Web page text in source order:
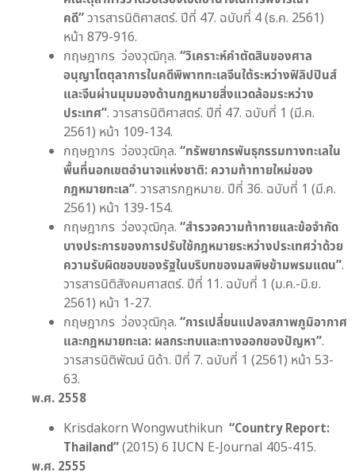
คดี”วารสารนิติศาสตร์. ปีที่ 47. ฉบับที่ 4 (ธ.ค. 2561)
หน้า 879-916.
กฤษฎากร ว่องวุฒิกุล. “วิเคราะห์คำตัดสินของศาล
อนุญาโตตุลาการในคดีพิพาททะเลจีนใต้ระหว่างฟิลิปปินส์
และจีนผ่านมุมมองด้านกฎหมายสิ่งแวดล้อมระหว่าง
ประเทศ”. วารสารนิติศาสตร์. ปีที่ 47. ฉบับที่ 1 (มี.ค.
2561) หน้า 109-134.
กฤษฎากร ว่องวุฒิกุล. “ทรัพยากรพันธุกรรมทางทะเลใน
พื้นที่นอกเขตอำนาจแห่งชาติ: ความท้าทายใหม่ของ
กฎหมายทะเล”. วารสารกฎหมาย. ปีที่ 36. ฉบับที่ 1 (มี.ค.
2561) หน้า 139-154.
กฤษฎากร ว่องวุฒิกุล. “สำรวจความท้าทายและข้อจำกัด
บางประการของการปรับใช้กฎหมายระหว่างประเทศว่าด้วย
ความรับผิดชอบของรัฐในบริบทของมลพิษข้ามพรมแดน”.
วารสารนิติสังคมศาสตร์. ปีที่ 11. ฉบับที่ 1 (ม.ค.-มิ.ย.
2561) หน้า 1-27.
กฤษฎากร ว่องวุฒิกุล. “การเปลี่ยนแปลงสภาพภูมิอากาศ
และกฎหมายทะเล: ผลกระทบและทางออกของปัญหา”.
วารสารนิติพัฒน์ นิด้า. ปีที่ 7. ฉบับที่ 1 (2561) หน้า 53-
63.
พ.ศ. 2558
Krisdakorn Wongwuthikun “Country Report:
Thailand”(2015) 6 IUCN E-Journal 405-415.
พ.ศ. 2555